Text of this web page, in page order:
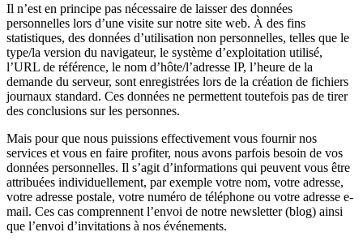
Il n’est en principe pas nécessaire de laisser des données
personnelles lors d’une visite sur notre site web. À des fins
statistiques, des données d’utilisation non personnelles, telles que le
type/la version du navigateur, le système d’exploitation utilisé,
l’URL de référence, le nom d’hôte/l’adresse IP, l’heure de la
demande du serveur, sont enregistrées lors de la création de fichiers
journaux standard. Ces données ne permettent toutefois pas de tirer
des conclusions sur les personnes.
Mais pour que nous puissions effectivement vous fournir nos
services et vous en faire profiter, nous avons parfois besoin de vos
données personnelles. Il s’agit d’informations qui peuvent vous être
attribuées individuellement, par exemple votre nom, votre adresse,
votre adresse postale, votre numéro de téléphone ou votre adresse e-
mail. Ces cas comprennent l’envoi de notre newsletter (blog) ainsi
que l’envoi d’invitations à nos événements.